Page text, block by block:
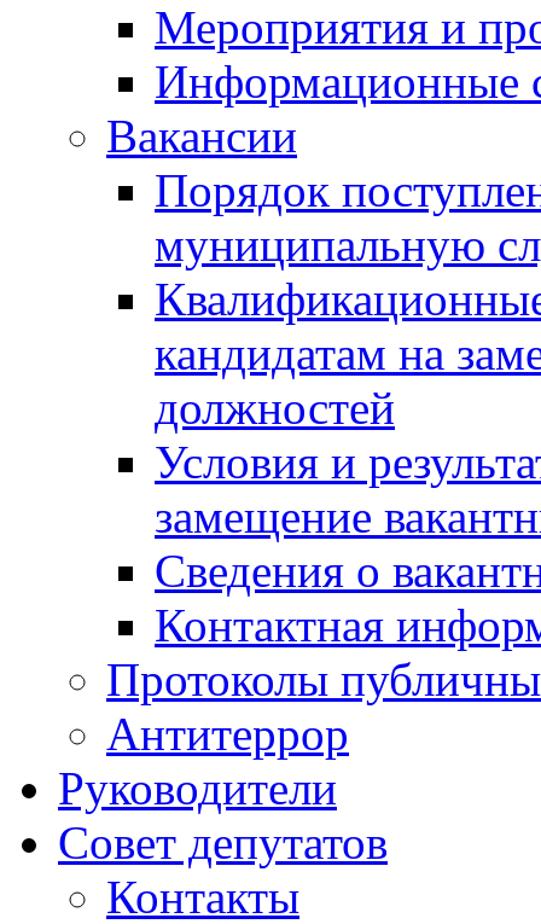
Мероприятия и
Информационные
Вакансии
Порядок
муниципальную
кандидатам на
должностей
Условия и
замещение
Сведения о
Контактная
Протоколы
Антитеррор
Руководители
Совет депутатов
Контакты